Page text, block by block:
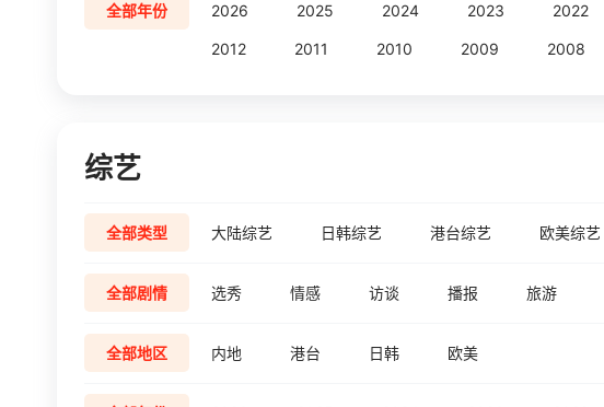
全部年份 2026 2025 2024 2023 2022
2012 2011 2010 2009 2008
综艺
全部类型 大陆综艺 日韩综艺 港台综艺 欧美综艺
全部剧情 选秀 情感 访谈 播报 旅游
全部地区 内地 港台 日韩 欧美